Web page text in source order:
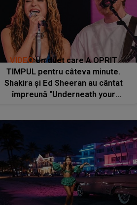
VIDEOUn duet care A OPRIT
TIMPUL pentru câteva minute.
Shakira și Ed Sheeran au cântat
împreună "Underneath your
foarte bine împreună, ne înțelegem